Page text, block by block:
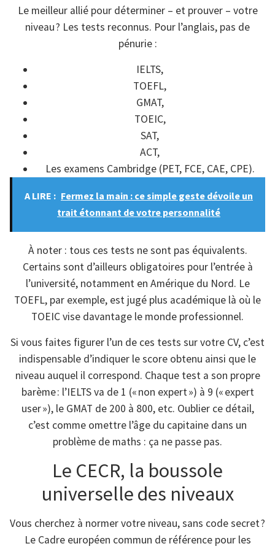
Le meilleur allié pour déterminer – et prouver – votre
niveau ? Les tests reconnus. Pour l’anglais, pas de
pénurie :
IELTS,
TOEFL,
GMAT,
TOEIC,
SAT,
ACT,
Les examens Cambridge (PET, FCE, CAE, CPE).
A LIRE : Fermez la main : ce simple geste dévoile un
trait étonnant de votre personnalité
À noter : tous ces tests ne sont pas équivalents.
Certains sont d’ailleurs obligatoires pour l’entrée à
l’université, notamment en Amérique du Nord. Le
TOEFL, par exemple, est jugé plus académique là où le
TOEIC vise davantage le monde professionnel.
Si vous faites figurer l’un de ces tests sur votre CV, c’est
indispensable d’indiquer le score obtenu ainsi que le
niveau auquel il correspond. Chaque test a son propre
barème : l’IELTS va de 1 (« non expert ») à 9 (« expert
user »), le GMAT de 200 à 800, etc. Oublier ce détail,
c’est comme omettre l’âge du capitaine dans un
problème de maths : ça ne passe pas.
Le CECR, la boussole
universelle des niveaux
Vous cherchez à normer votre niveau, sans code secret ?
Le Cadre européen commun de référence pour les